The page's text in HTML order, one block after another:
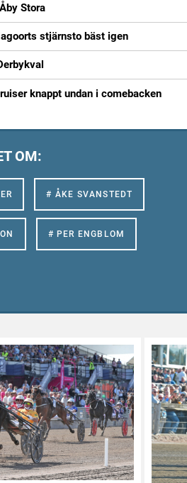
Stora
stjärnsto bäst igen
knappt undan i comebacken
OM:
# ÅKE SVANSTEDT
# PER ENGBLOM